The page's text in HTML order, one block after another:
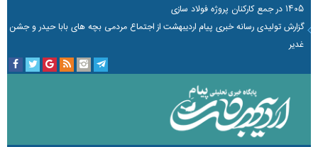
۱۴۰۵ در جمع کارکنان پروژه فولاد سازی
گزارش تولیدی رسانه خبری پیام اردیبهشت از اجتماع مردمی بچه های بابا حیدر و جشن
غدیر